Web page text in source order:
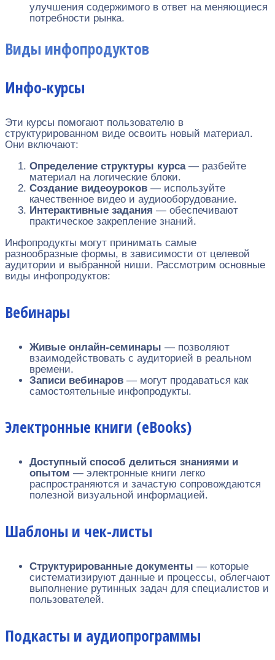
улучшения содержимого в ответ на меняющиеся
потребности рынка.
Виды инфопродуктов
Инфо-курсы
Эти курсы помогают пользователю в
структурированном виде освоить новый материал.
Они включают:
Определение структуры курса— разбейте
материал на логические блоки.
Создание видеоуроков — используйте
качественное видео и аудиооборудование.
Интерактивные задания — обеспечивают
практическое закрепление знаний.
Инфопродукты могут принимать самые
разнообразные формы, в зависимости от целевой
аудитории и выбранной ниши. Рассмотрим основные
виды инфопродуктов:
Вебинары
Живые онлайн-семинары — позволяют
взаимодействовать с аудиторией в реальном
времени.
Записи вебинаров — могут продаваться как
самостоятельные инфопродукты.
Электронные книги (eBooks)
Доступный способ делиться знаниями и
опытом — электронные книги легко
распространяются и зачастую сопровождаются
полезной визуальной информацией.
Шаблоны и чек-листы
Структурированные документы — которые
систематизируют данные и процессы, облегчают
выполнение рутинных задач для специалистов и
пользователей.
Подкасты и аудиопрограммы